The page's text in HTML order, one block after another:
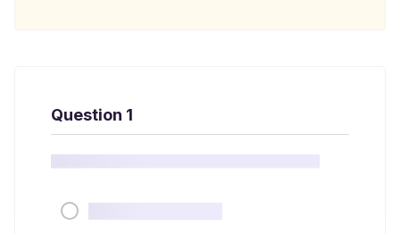
Question 1